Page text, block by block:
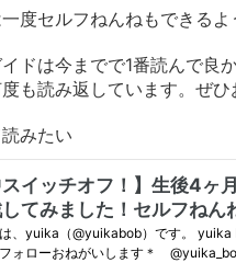
度セルフねんねもできるよ
イドは今までで1番読んで
も読み返しています。ぜひ
みたい